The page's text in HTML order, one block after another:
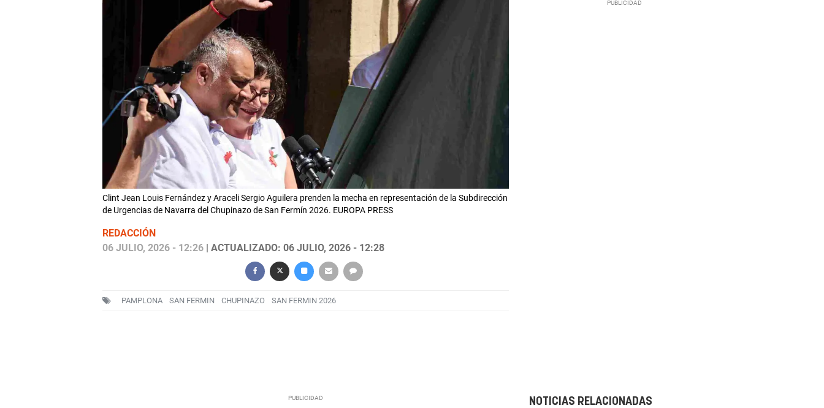
Clint Jean Louis Fernández y Araceli Sergio Aguilera prenden la mecha en representación de la Subdirección
de Urgencias de Navarra del Chupinazo de San Fermín 2026. EUROPA PRESS
REDACCIÓN
06 JULIO, 2026 - 12:26| ACTUALIZADO: 06 JULIO, 2026 - 12:28
PAMPLONA SAN FERMIN CHUPINAZO SAN FERMIN 2026
NOTICIAS RELACIONADAS